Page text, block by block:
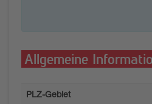
Allgemeine
PLZ-Gebiet